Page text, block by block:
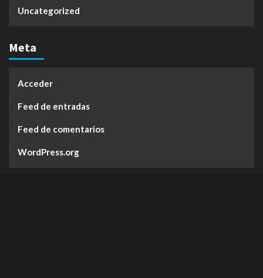
Uncategorized
Meta
Acceder
Feed de entradas
Feed de comentarios
WordPress.org